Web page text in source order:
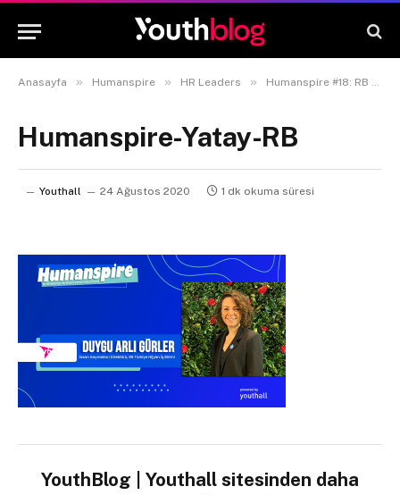
Anasayfa » Humanspire » HR Leaders » Humanspire #18: RB Türkiye İnsan Kaynakları Direktörü Duygu Arlı Gürler
Humanspire-Yatay-RB
Youthall 24 Ağustos 2020 1 dk okuma süresi
YouthBlog | Youthall sitesinden daha